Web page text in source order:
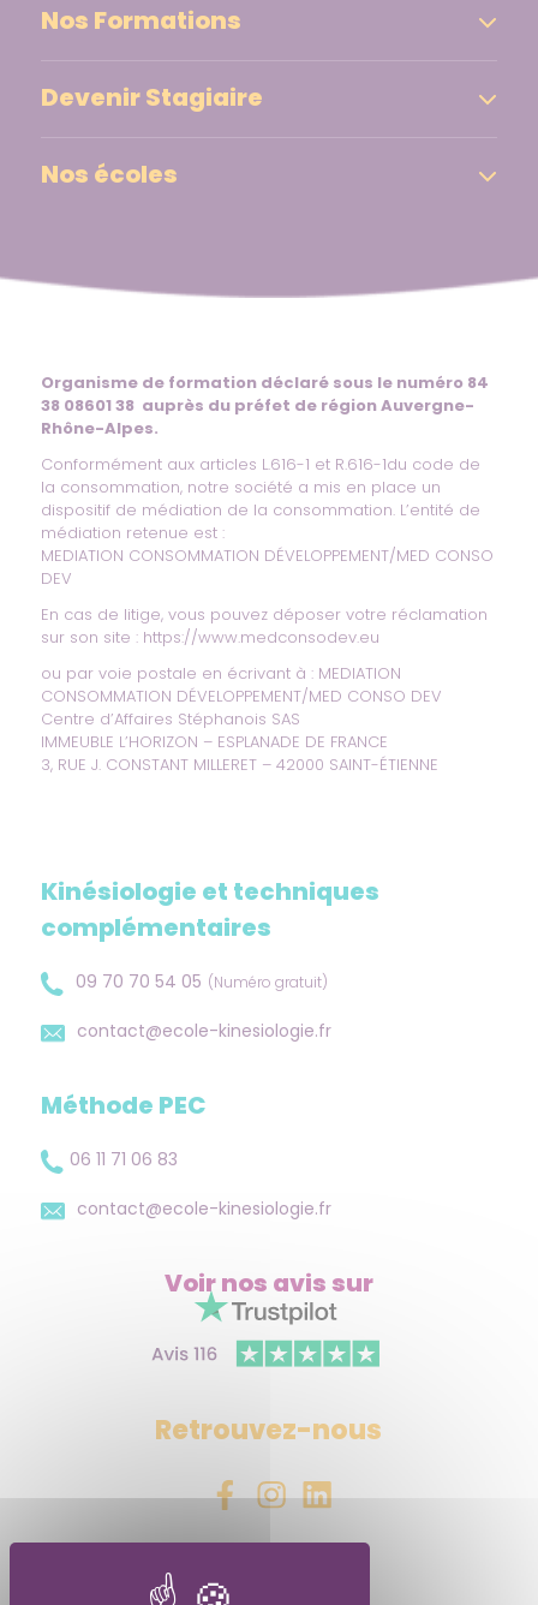
Nos Formations
Devenir Stagiaire
Nos écoles
Organisme de formation déclaré sous le numéro 84
38 08601 38 auprès du préfet de région Auvergne-
Rhône-Alpes.
Conformément aux articles L.616-1 et R.616-1du code de
la consommation, notre société a mis en place un
dispositif de médiation de la consommation. L’entité de
médiation retenue est :
MEDIATION CONSOMMATION DÉVELOPPEMENT/MED CONSO
DEV
En cas de litige, vous pouvez déposer votre réclamation
sur son site : https://www.medconsodev.eu
ou par voie postale en écrivant à : MEDIATION
CONSOMMATION DÉVELOPPEMENT/MED CONSO DEV
Centre d’Affaires Stéphanois SAS
IMMEUBLE L’HORIZON – ESPLANADE DE FRANCE
3, RUE J. CONSTANT MILLERET – 42000 SAINT-ÉTIENNE
Kinésiologie et techniques
complémentaires
09 70 70 54 05 (Numéro gratuit)
contact@ecole-kinesiologie.fr
Méthode PEC
06 11 71 06 83
contact@ecole-kinesiologie.fr
Voir nos avissur
Retrouvez-nous